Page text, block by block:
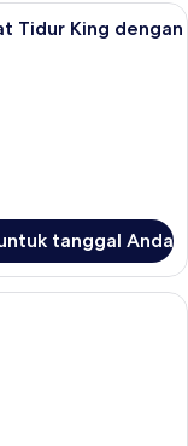
tempat tidur
Tidur King dengan
tanggal Anda
tempat tidur